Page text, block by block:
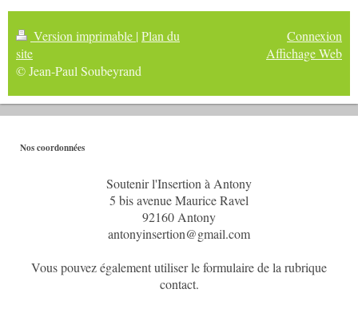
Version imprimable | Plan du
site
© Jean-Paul Soubeyrand
Connexion
Affichage Web
Nos coordonnées
Soutenir l'Insertion à Antony
5 bis avenue Maurice Ravel
92160 Antony
antonyinsertion@gmail.com
Vous pouvez également utiliser le formulaire de la rubrique
contact.